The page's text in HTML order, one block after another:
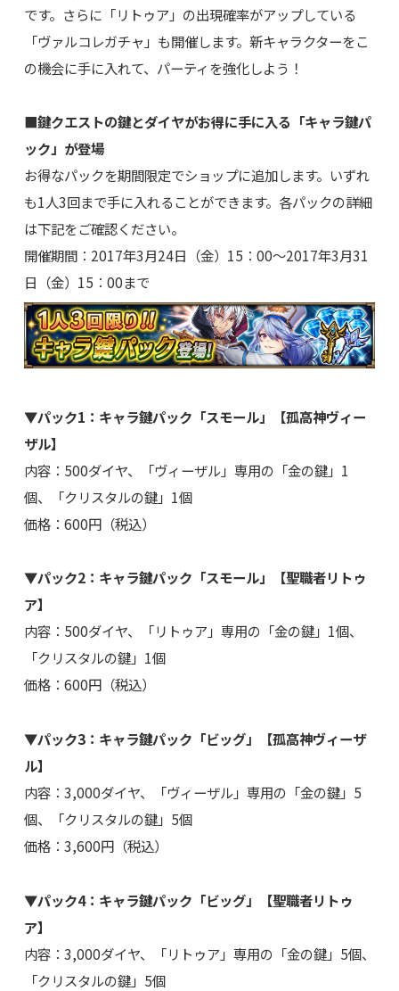
です。さらに「リトゥア」の出現確率がアップしている
「ヴァルコレガチャ」も開催します。新キャラクターをこ
の機会に手に入れて、パーティを強化しよう！
■鍵クエストの鍵とダイヤがお得に手に入る「キャラ鍵パ
ック」が登場
お得なパックを期間限定でショップに追加します。いずれ
も1人3回まで手に入れることができます。各パックの詳細
は下記をご確認ください。
開催期間：2017年3月24日（金）15：00～2017年3月31
日（金）15：00まで
▼パック1：キャラ鍵パック「スモール」【孤高神ヴィー
ザル】
内容：500ダイヤ、「ヴィーザル」専用の「金の鍵」1
個、「クリスタルの鍵」1個
価格：600円（税込）
▼パック2：キャラ鍵パック「スモール」【聖職者リトゥ
ア】
内容：500ダイヤ、「リトゥア」専用の「金の鍵」1個、
「クリスタルの鍵」1個
価格：600円（税込）
▼パック3：キャラ鍵パック「ビッグ」【孤高神ヴィーザ
ル】
内容：3,000ダイヤ、「ヴィーザル」専用の「金の鍵」5
個、「クリスタルの鍵」5個
価格：3,600円（税込）
▼パック4：キャラ鍵パック「ビッグ」【聖職者リトゥ
ア】
内容：3,000ダイヤ、「リトゥア」専用の「金の鍵」5個、
「クリスタルの鍵」5個